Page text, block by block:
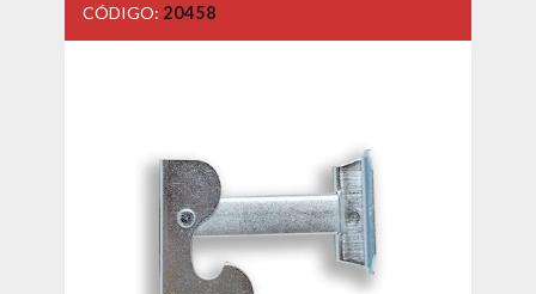
CÓDIGO: 20458